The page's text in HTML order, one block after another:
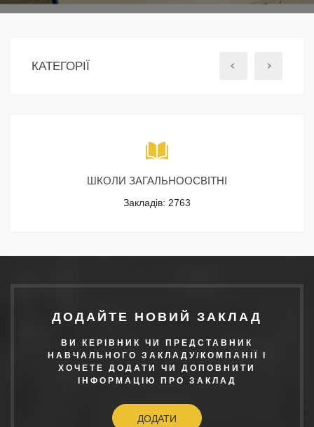
КАТЕГОРІЇ
ШКОЛИ ЗАГАЛЬНООСВІТНІ
Закладів: 2763
ДОДАЙТЕ НОВИЙ ЗАКЛАД
ВИ КЕРІВНИК ЧИ ПРЕДСТАВНИК
НАВЧАЛЬНОГО ЗАКЛАДУ/КОМПАНІЇ І
ХОЧЕТЕ ДОДАТИ ЧИ ДОПОВНИТИ
ІНФОРМАЦІЮ ПРО ЗАКЛАД
ДОДАТИ